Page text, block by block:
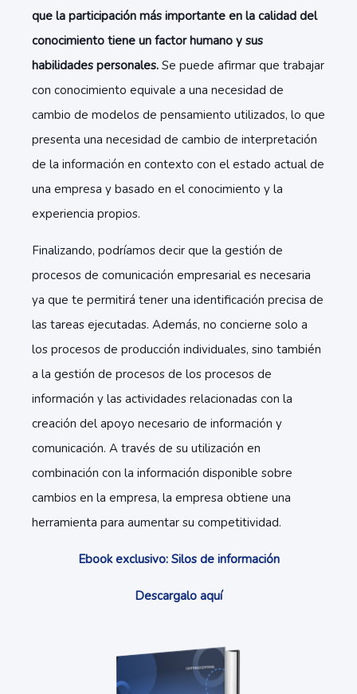
que la participación más importante en la calidad del
conocimiento tiene un factor humano y sus
habilidades personales. Se puede afirmar que trabajar
con conocimiento equivale a una necesidad de
cambio de modelos de pensamiento utilizados, lo que
presenta una necesidad de cambio de interpretación
de la información en contexto con el estado actual de
una empresa y basado en el conocimiento y la
experiencia propios.
Finalizando, podríamos decir que la gestión de
procesos de comunicación empresarial es necesaria
ya que te permitirá tener una identificación precisa de
las tareas ejecutadas. Además, no concierne solo a
los procesos de producción individuales, sino también
a la gestión de procesos de los procesos de
información y las actividades relacionadas con la
creación del apoyo necesario de información y
comunicación. A través de su utilización en
combinación con la información disponible sobre
cambios en la empresa, la empresa obtiene una
herramienta para aumentar su competitividad.
Ebook exclusivo: Silos de información
Descargalo aquí